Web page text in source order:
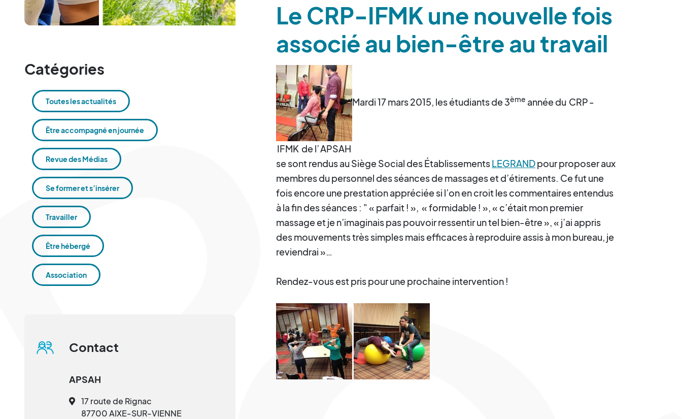
Le CRP-IFMK une nouvelle fois
associé au bien-être au travail
Mardi 17 mars 2015, les étudiants de 3ème année du CRP-
IFMK de l’APSAH
se sont rendus au Siège Social des ÉtablissementsLEGRANDpour proposer aux
membres du personnel des séances de massages et d’étirements. Ce fut une
fois encore une prestation appréciée si l’on en croit les commentaires entendus
à la fin des séances : " « parfait ! », « formidable ! », « c’était mon premier
massage et je n’imaginais pas pouvoir ressentir un tel bien-être », « j’ai appris
des mouvements très simples mais efficaces à reproduire assis à mon bureau, je
reviendrai »…
Rendez-vous est pris pour une prochaine intervention !
Catégories
Toutes les actualités
Être accompagné en journée
Revue des Médias
Se former et s’insérer
Travailler
Être hébergé
Association
Contact
APSAH
17 route de Rignac
87700 AIXE-SUR-VIENNE